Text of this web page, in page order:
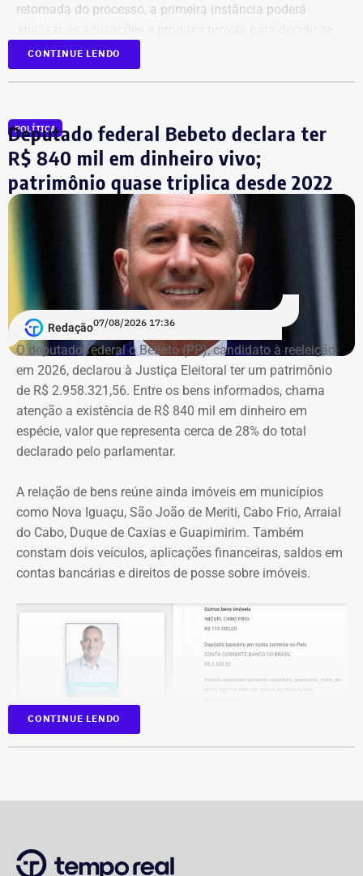
retomada do processo, a primeira instância poderá
houve uso indevido da publicidade oficial.
A ação popular, apresentada pelo advogado Fernando
Lyra Reis, aléga que a gestão Crivella usou perfis oficiais
da prefeitura em redes sociais, no Diário Oficial do
Município e em outros canais institucionais para divulgar
conteúdos que, segundo ação, iam além da informação
do poder público e promoviam pessoalmente o então
prefeito e integrantes do governo.
A acusação afirma que esses canais passaram a
apresentar Crivella como responsável direto por obras,
serviços e programas públicos. Um exemplo disso,
segundo a Ação Popular, foram as publicações em que
Crivella aparece anunciando entregas de obras e
reformas de praças, além de mensagens em primeira
pessoa, como: “Estamos aqui recuperando os aparelhos
da praça”.
*Com informações do g1
CONTINUE LENDO
POLÍTICA
Deputado federal Bebeto declara ter
R$ 840 mil em dinheiro vivo;
patrimônio quase triplica desde 2022
Redação07/08/2026 17:36
O deputado federal o Bebeto (PP), candidato à reeleição
em 2026, declarou à Justiça Eleitoral ter um patrimônio
de R$ 2.958.321,56. Entre os bens informados, chama
atenção a existência de R$ 840 mil em dinheiro em
espécie, valor que representa cerca de 28% do total
declarado pelo parlamentar.
A relação de bens reúne ainda imóveis em municípios
como Nova Iguaçu, São João de Meriti, Cabo Frio, Arraial
do Cabo, Duque de Caxias e Guapimirim. Também
constam dois veículos, aplicações financeiras, saldos em
contas bancárias e direitos de posse sobre imóveis.
Deputados, o parlamentar havia informado R$
CONTINUE LENDO